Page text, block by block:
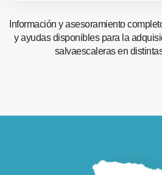
Información y asesoramiento
y ayudas disponibles para la
salvaescaleras en